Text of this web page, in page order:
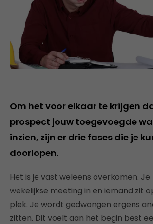
Om het voor elkaar te krijgen
prospect jouw toegevoegde
inzien, zijn er drie fases die je
doorlopen.
Het is je vast weleens overkomen.
wekelijkse meeting in en iemand zit
plek. Je wordt gedwongen ergens
zitten. Dit voelt aan het begin best